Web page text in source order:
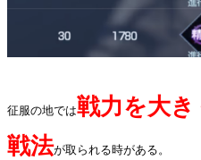
征服の地では戦力を大
戦法が取られる時がある。